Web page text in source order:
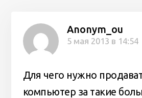
Anonym_ou
5 мая 2013 в 14:54
Для чего нужно
компьютер за такие